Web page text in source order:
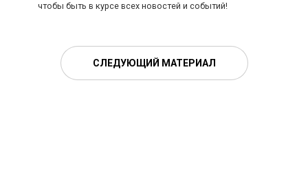
чтобы быть в курсе всех новостей и событий!
СЛЕДУЮЩИЙ МАТЕРИАЛ